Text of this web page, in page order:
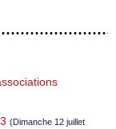
(Dimanche 12 juillet